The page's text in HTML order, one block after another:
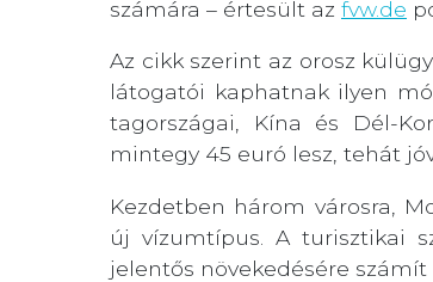
számára – értesült az fvw.de
Az cikk szerint az orosz
látogatói kaphatnak ilyen
tagországai, Kína és Dél-
mintegy 45 euró lesz, tehát
Kezdetben három városra,
új vízumtípus. A turisztikai
jelentős növekedésére számít